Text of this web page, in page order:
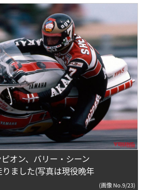
オン、バリー・シーン
ました(写真は現役晩年
(画像 No.9/23)